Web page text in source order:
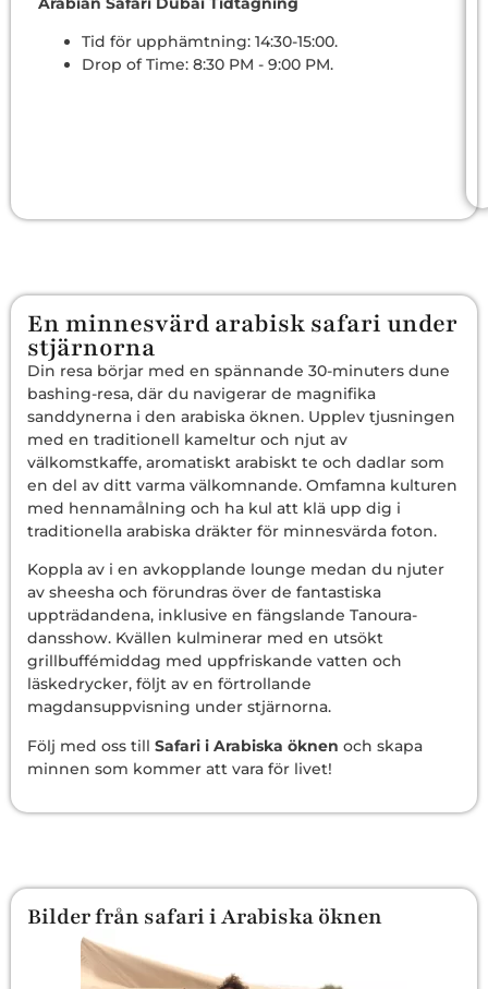
Tid för upphämtning: 14:30-15:00.
Drop of Time: 8:30 PM - 9:00 PM.
En minnesvärd arabisk safari under
stjärnorna
Din resa börjar med en spännande 30-minuters dune
bashing-resa, där du navigerar de magnifika
sanddynerna i den arabiska öknen. Upplev tjusningen
med en traditionell kameltur och njut av
välkomstkaffe, aromatiskt arabiskt te och dadlar som
en del av ditt varma välkomnande. Omfamna kulturen
med hennamålning och ha kul att klä upp dig i
traditionella arabiska dräkter för minnesvärda foton.
Koppla av i en avkopplande lounge medan du njuter
av sheesha och förundras över de fantastiska
uppträdandena, inklusive en fängslande Tanoura-
dansshow. Kvällen kulminerar med en utsökt
grillbuffémiddag med uppfriskande vatten och
läskedrycker, följt av en förtrollande
magdansuppvisning under stjärnorna.
Följ med oss till Safari i Arabiska öknen och skapa
minnen som kommer att vara för livet!
Bilder från safari i Arabiska öknen